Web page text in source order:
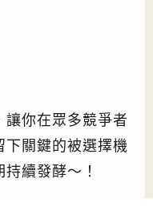
你在眾多競爭者
下關鍵的被選擇機
續發酵～！